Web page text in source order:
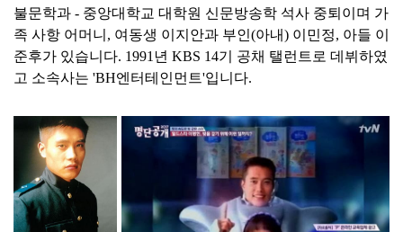
불문학과 - 중앙대학교 대학원 신문방송학 석사 중퇴이며 가
족 사항 어머니, 여동생 이지안과 부인(아내) 이민정, 아들 이
준후가 있습니다. 1991년 KBS 14기 공채 탤런트로 데뷔하였
고 소속사는 'BH엔터테인먼트'입니다.